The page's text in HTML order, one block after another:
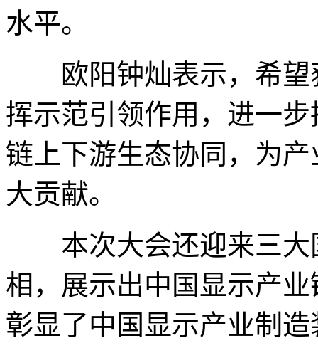
水平。
欧阳钟灿表示，希望
挥示范引领作用，进一
链上下游生态协同，为
大贡献。
本次大会还迎来三大
相，展示出中国显示产
彰显了中国显示产业制